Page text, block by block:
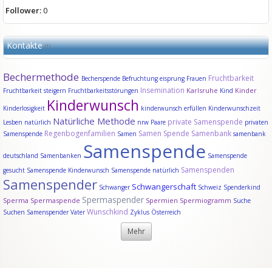
Follower:0
Kontakte(1)
Bechermethode Becherspende Befruchtung eisprung Frauen Fruchtbarkeit
Fruchtbarkeit steigern Fruchtbarkeitsstörungen Insemination Karlsruhe Kind Kinder
Kinderlosigkeit Kinderwunsch kinderwunsch erfüllen Kinderwunschzeit
Lesben natürlich Natürliche Methode nrw Paare private Samenspende privaten
Samenspende Regenbogenfamilien Samen Samen Spende Samenbank samenbank
deutschland Samenbanken Samenspende Samenspende
gesucht Samenspende Kinderwunsch Samenspende natürlich Samenspenden
Samenspender Schwanger Schwangerschaft Schweiz Spenderkind
Sperma Spermaspende Spermaspender Spermien Spermiogramm Suche
Suchen Samenspender Vater Wunschkind Zyklus Österreich
Mehr